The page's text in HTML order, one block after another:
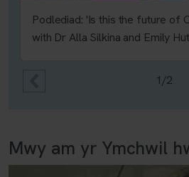
Podlediad: 'Is this the future of
with Dr Alla Silkina and Emily
1/2
Mwy am yr Ymchwil